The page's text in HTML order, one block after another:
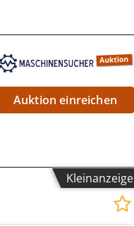
Auktion einreichen
Kleinanzeige